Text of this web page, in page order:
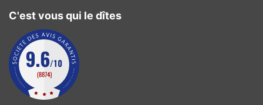
C'est vous qui le dîtes